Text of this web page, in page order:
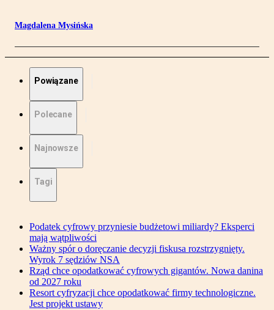
Magdalena Mysińska
Powiązane
Polecane
Najnowsze
Tagi
Podatek cyfrowy przyniesie budżetowi miliardy? Eksperci
mają wątpliwości
Ważny spór o doręczanie decyzji fiskusa rozstrzygnięty.
Wyrok 7 sędziów NSA
Rząd chce opodatkować cyfrowych gigantów. Nowa danina
od 2027 roku
Resort cyfryzacji chce opodatkować firmy technologiczne.
Jest projekt ustawy